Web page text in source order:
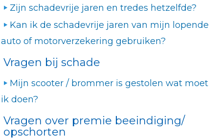
Zijn schadevrije jaren en tredes hetzelfde?
Kan ik de schadevrije jaren van mijn lopende
auto of motorverzekering gebruiken?
Vragen bij schade
Mijn scooter / brommer is gestolen wat moet
ik doen?
Vragen over premie beeindiging/
opschorten